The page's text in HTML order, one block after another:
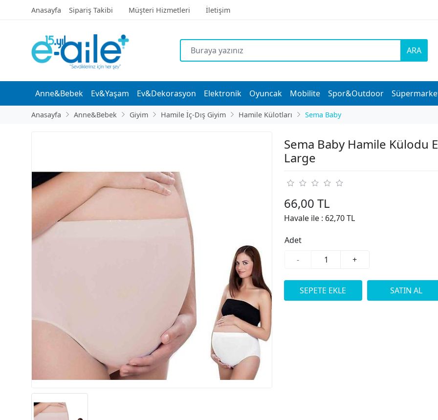
Anasayfa Sipariş Takibi Müşteri Hizmetleri İletişim
ARA
Anne&Bebek Ev&Yaşam Ev&Dekorasyon Elektronik Oyuncak Mobilite Spor&Outdoor
Anasayfa Anne&Bebek Giyim Hamile İç-Dış Giyim Hamile Külotları Sema Baby
Sema Baby Hamile Külodu
Large
66,00 TL
Havale ile : 62,70 TL
Adet
-
+